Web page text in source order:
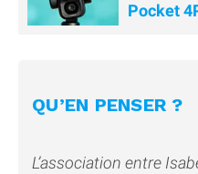
Pocket
QU’EN PENSER ?
L’association entre